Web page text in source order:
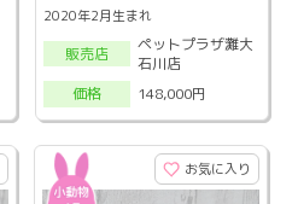
2020年2月生まれ
販売店
ペットプラザ灘大
石川店
価格
148,000円
お気に入り